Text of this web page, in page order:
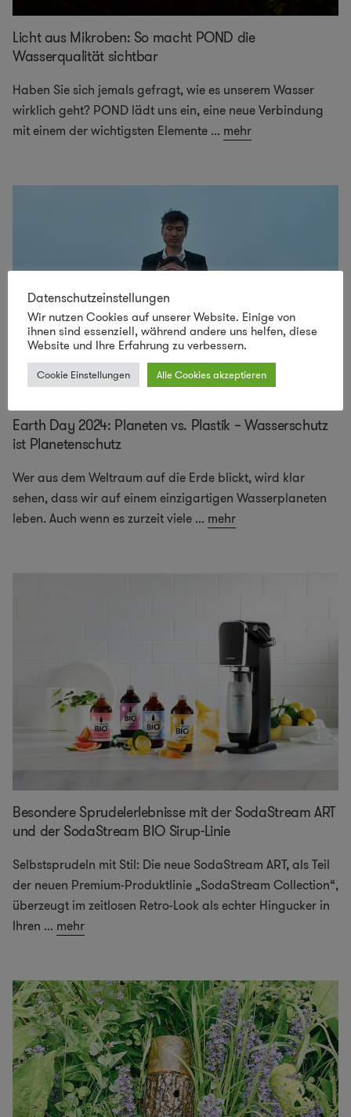
Licht aus Mikroben: So macht POND die
Wasserqualität sichtbar
Haben Sie sich jemals gefragt, wie es unserem Wasser
wirklich geht? POND lädt uns ein, eine neue Verbindung
mit einem der wichtigsten Elemente ... mehr
Earth Day 2024: Planeten vs. Plastik – Wasserschutz
ist Planetenschutz
Wer aus dem Weltraum auf die Erde blickt, wird klar
sehen, dass wir auf einem einzigartigen Wasserplaneten
leben. Auch wenn es zurzeit viele ... mehr
Besondere Sprudelerlebnisse mit der SodaStream ART
und der SodaStream BIO Sirup-Linie
Selbstsprudeln mit Stil: Die neue SodaStream ART, als Teil
der neuen Premium-Produktlinie „SodaStream Collection“,
überzeugt im zeitlosen Retro-Look als echter Hingucker in
Ihren ... mehr
Datenschutzeinstellungen
Wir nutzen Cookies auf unserer Website. Einige von
ihnen sind essenziell, während andere uns helfen, diese
Website und Ihre Erfahrung zu verbessern.
Cookie Einstellungen Alle Cookies akzeptieren